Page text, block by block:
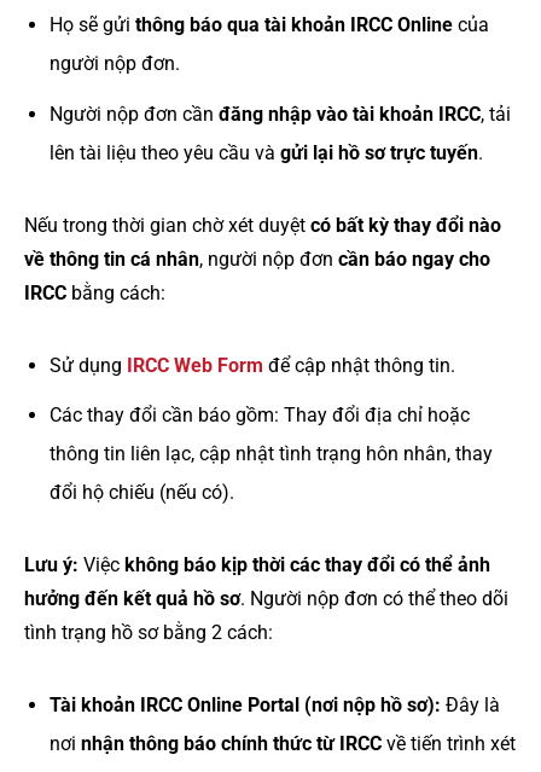
Họ sẽ gửi thông báo qua tài khoản IRCC Onlinecủa
người nộp đơn.
Người nộp đơn cần đăng nhập vào tài khoản IRCC, tải
lên tài liệu theo yêu cầu và gửi lại hồ sơ trực tuyến.
Nếu trong thời gian chờ xét duyệt có bất kỳ thay đổi nào
về thông tin cá nhân, người nộp đơn cần báo ngay cho
IRCC bằng cách:
Sử dụng IRCC Web Form để cập nhật thông tin.
Các thay đổi cần báo gồm: Thay đổi địa chỉ hoặc
thông tin liên lạc, cập nhật tình trạng hôn nhân, thay
đổi hộ chiếu (nếu có).
Lưu ý: Việc không báo kịp thời các thay đổi có thể ảnh
hưởng đến kết quả hồ sơ. Người nộp đơn có thể theo dõi
tình trạng hồ sơ bằng 2 cách:
Tài khoản IRCC Online Portal (nơi nộp hồ sơ): Đây là
nơi nhận thông báo chính thức từ IRCCvề tiến trình xét